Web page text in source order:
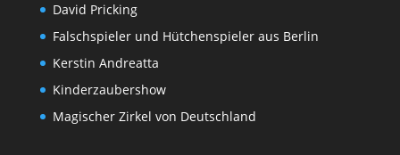
David Pricking
Falschspieler und Hütchenspieler aus Berlin
Kerstin Andreatta
Kinderzaubershow
Magischer Zirkel von Deutschland